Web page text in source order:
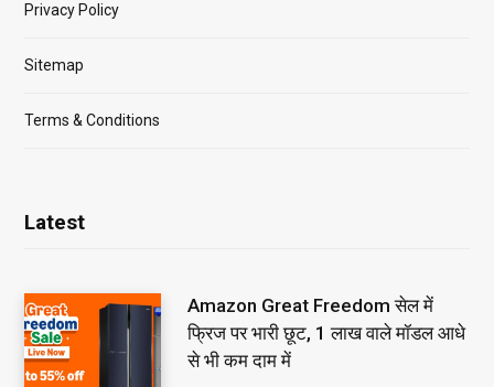
Privacy Policy
Sitemap
Terms & Conditions
Latest
Amazon Great Freedom सेल में
फ्रिज पर भारी छूट, ₹1 लाख वाले मॉडल आधे
से भी कम दाम में